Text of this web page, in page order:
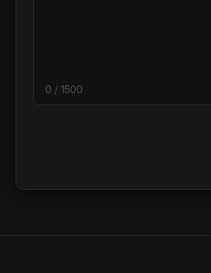
0 / 1500